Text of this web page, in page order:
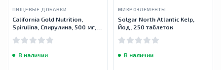
ПИЩЕВЫЕ ДОБАВКИ
California Gold Nutrition,
Spirulina, Cпирулина, 500 мг,
В наличии
МИКРОЭЛЕМЕНТЫ
Solgar North Atlantic Kelp,
Йод, 250 таблеток
В наличии